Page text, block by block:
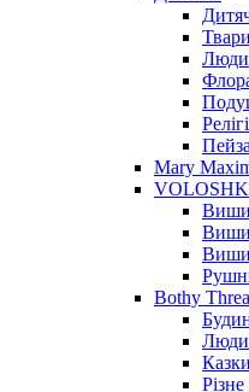
Люди
Mary
Bothy
Люди
Казки
Різне